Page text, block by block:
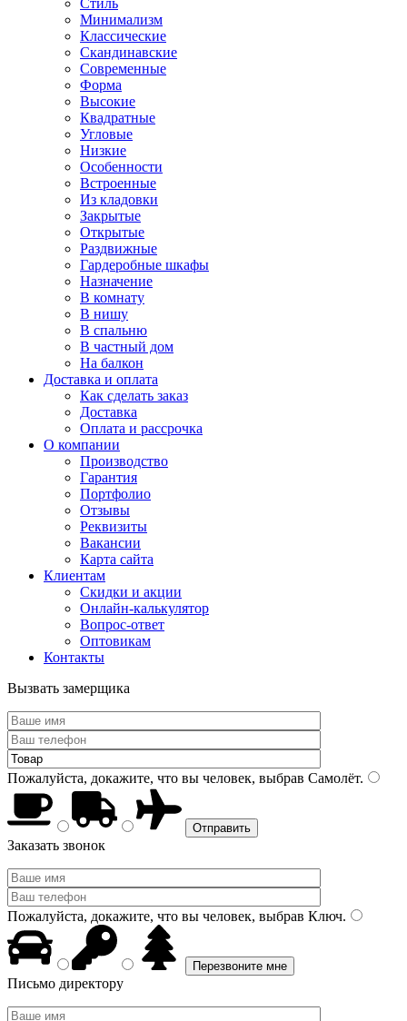
Стиль
Минимализм
Классические
Скандинавские
Современные
Форма
Высокие
Квадратные
Угловые
Низкие
Особенности
Встроенные
Из кладовки
Закрытые
Открытые
Раздвижные
Гардеробные шкафы
Назначение
В комнату
В нишу
В спальню
В частный дом
На балкон
Доставка и оплата
Как сделать заказ
Доставка
Оплата и рассрочка
О компании
Производство
Гарантия
Портфолио
Отзывы
Реквизиты
Вакансии
Карта сайта
Клиентам
Скидки и акции
Онлайн-калькулятор
Вопрос-ответ
Оптовикам
Контакты
Вызвать замерщика
Пожалуйста, докажите, что вы человек, выбрав Самолёт.
Заказать звонок
Пожалуйста, докажите, что вы человек, выбрав Ключ.
Письмо директору